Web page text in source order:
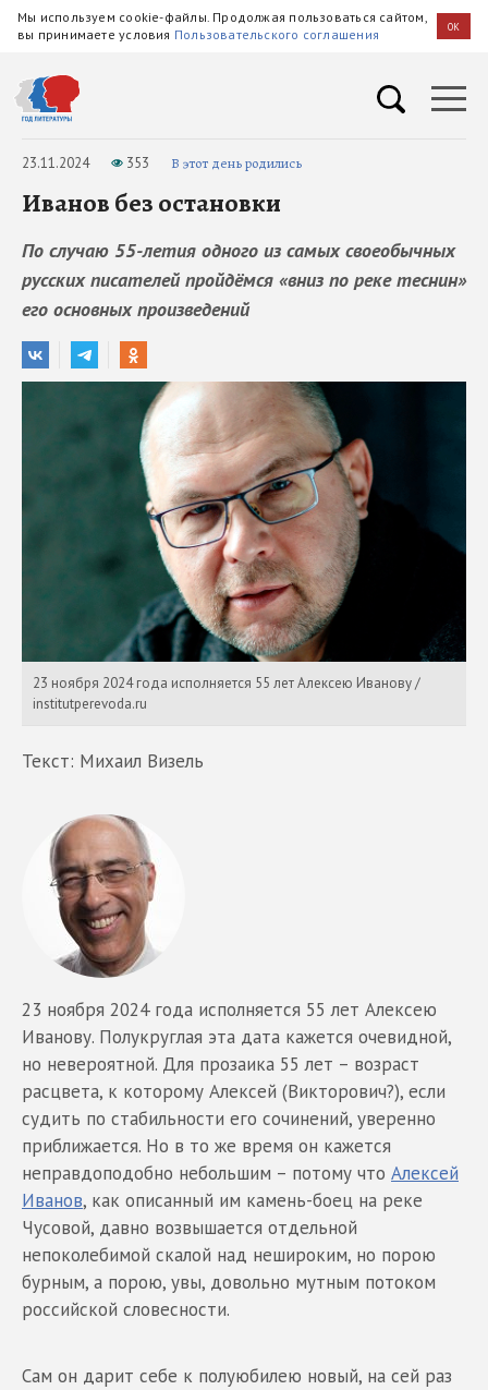
Мы используем cookie-файлы. Продолжая пользоваться сайтом,
вы принимаете условия Пользовательского соглашения OK
23.11.2024 353 В этот день родились
Иванов без остановки
По случаю 55-летия одного из самых своеобычных
русских писателей пройдёмся «вниз по реке теснин»
его основных произведений
23 ноября 2024 года исполняется 55 лет Алексею Иванову /
institutperevoda.ru
Текст: Михаил Визель
23 ноября 2024 года исполняется 55 лет Алексею
Иванову. Полукруглая эта дата кажется очевидной,
но невероятной. Для прозаика 55 лет – возраст
расцвета, к которому Алексей (Викторович?), если
судить по стабильности его сочинений, уверенно
приближается. Но в то же время он кажется
неправдоподобно небольшим – потому что Алексей
Иванов, как описанный им камень-боец на реке
Чусовой, давно возвышается отдельной
непоколебимой скалой над нешироким, но порою
бурным, а порою, увы, довольно мутным потоком
российской словесности.
Сам он дарит себе к полуюбилею новый, на сей раз